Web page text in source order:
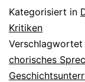
Kategorisiert in
Kritiken
Verschlagwortet
chorisches